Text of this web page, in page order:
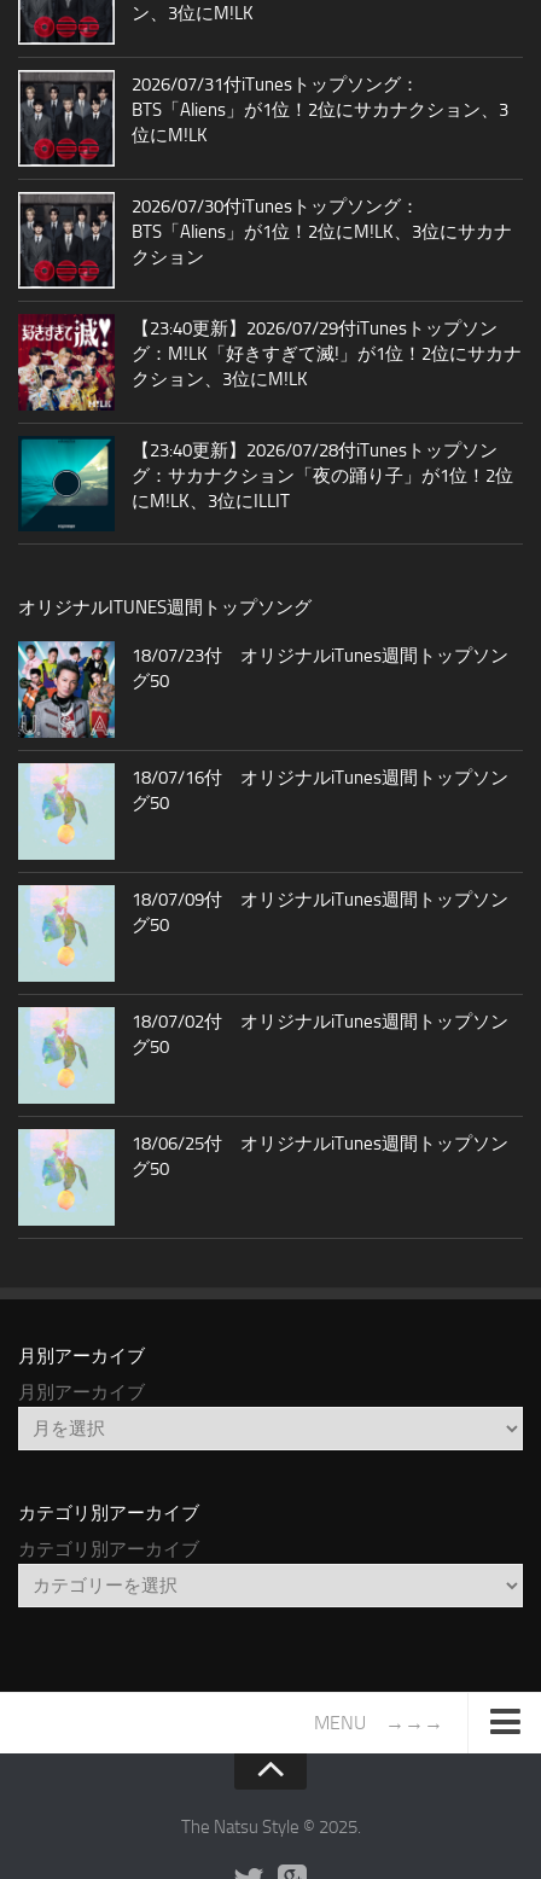
ン、3位にM!LK
2026/07/31付iTunesトップソング：
BTS「Aliens」が1位！2位にサカナクション、3
位にM!LK
2026/07/30付iTunesトップソング：
BTS「Aliens」が1位！2位にM!LK、3位にサカナ
クション
【23:40更新】2026/07/29付iTunesトップソン
グ：M!LK「好きすぎて滅!」が1位！2位にサカナ
クション、3位にM!LK
【23:40更新】2026/07/28付iTunesトップソン
グ：サカナクション「夜の踊り子」が1位！2位
にM!LK、3位にILLIT
オリジナルITUNES週間トップソング
18/07/23付 オリジナルiTunes週間トップソン
グ50
18/07/16付 オリジナルiTunes週間トップソン
グ50
18/07/09付 オリジナルiTunes週間トップソン
グ50
18/07/02付 オリジナルiTunes週間トップソン
グ50
18/06/25付 オリジナルiTunes週間トップソン
グ50
月別アーカイブ
月別アーカイブ
カテゴリ別アーカイブ
カテゴリ別アーカイブ
MENU →→→
The Natsu Style © 2025.